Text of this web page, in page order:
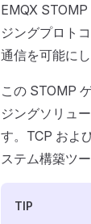
EMQX STOMP
ジングプロト
通信を可能にし
この STOMP
ジングソリュ
す。TCP およ
ステム構築ツー
TIP